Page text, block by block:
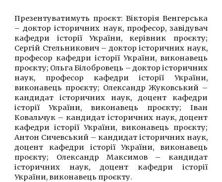
Презентуватимуть проєкт: Вікторія Венгерська
– доктор історичних наук, професор, завідувач
кафедри історії України, керівник проєкту;
Сергій Стельникович – доктор історичних наук,
професор кафедри історії України, виконавець
проєкту; Ольга Білобровець – доктор історичних
наук, професор кафедри історії України,
виконавець проєкту; Олександр Жуковський –
кандидат історичних наук, доцент кафедри
історії України, виконавець проєкту; Іван
Ковальчук – кандидат історичних наук, доцент
кафедри історії України, виконавець проєкту;
Антон Сичевський – кандидат історичних наук,
доцент кафедри історії України, виконавець
проєкту; Олександр Максимов – кандидат
історичних наук, доцент кафедри історії
України, виконавець проєкту.